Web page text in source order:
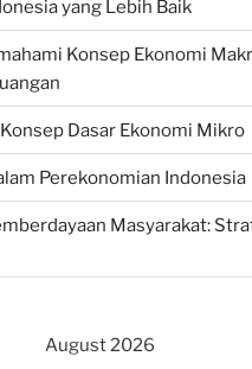
yang Lebih Baik
Konsep Ekonomi
Dasar Ekonomi Mikro
Perekonomian Indonesia
Masyarakat:
August 2026